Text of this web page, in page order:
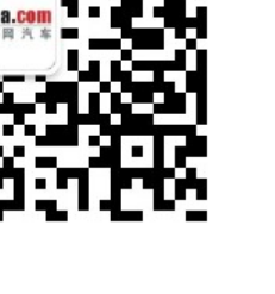
觉就像是一个器宇轩
又不失时尚动感。其标
栅设计为纵向倒梯形
前唇和L型猛虎獠牙饰
沉稳大气;低趴宽体的